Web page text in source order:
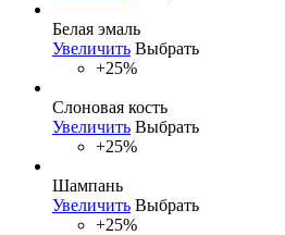
Белая эмаль
Увеличить Выбрать
+25%
Слоновая кость
Увеличить Выбрать
+25%
Шампань
Увеличить Выбрать
+25%